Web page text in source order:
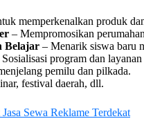
memperkenalkan produk
– Mempromosikan
Belajar – Menarik siswa baru
program dan layanan
pemilu dan pilkada.
festival daerah, dll.
Sewa Reklame Terdekat